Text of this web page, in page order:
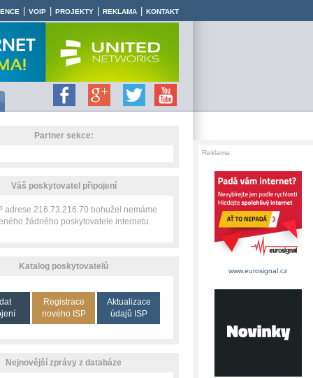
VOIP PROJEKTY REKLAMA KONTAKT
Partner sekce:
Váš poskytovatel připojení
adrese 216.73.216.70 bohužel nemáme
žádného poskytovatele internetu.
Katalog poskytovatelů
Registrace
nového ISP
Aktualizace
údajů ISP
Nejnovější zprávy z databáze
Reklama:
www.eurosignal.cz